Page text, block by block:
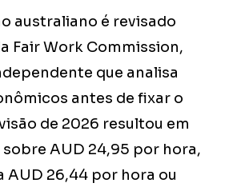
australiano é revisado
Fair Work Commission,
que analisa
antes de fixar o
de 2026 resultou em
AUD 24,95 por hora,
AUD 26,44 por hora ou